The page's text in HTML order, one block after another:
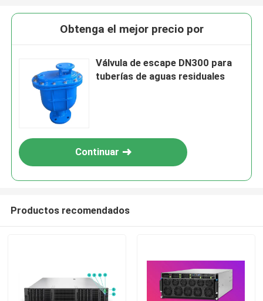
Obtenga el mejor precio por
Válvula de escape DN300 para
tuberías de aguas residuales
Continuar
Productos recomendados